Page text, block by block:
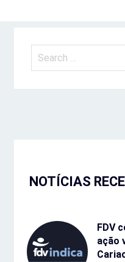
NOTÍCIAS
FDV
ação